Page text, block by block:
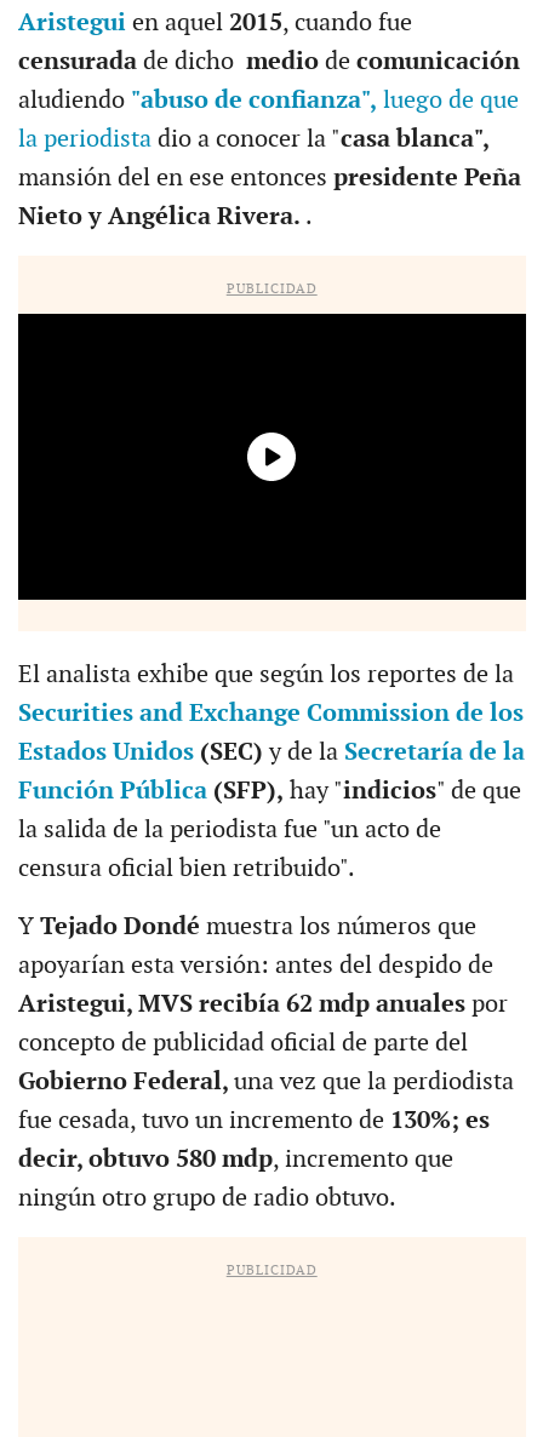
Aristegui en aquel 2015, cuando fue
censurada de dicho medio de comunicación
aludiendo "abuso de confianza", luego de que
la periodista dio a conocer la "casa blanca",
mansión del en ese entonces presidente Peña
Nieto y Angélica Rivera. .
PUBLICIDAD
El analista exhibe que según los reportes de la
Securities and Exchange Commission de los
Estados Unidos(SEC)y de la Secretaría de la
Función Pública(SFP), hay "indicios" de que
la salida de la periodista fue "un acto de
censura oficial bien retribuido".
Y Tejado Dondé muestra los números que
apoyarían esta versión: antes del despido de
Aristegui, MVS recibía 62 mdp anuales por
concepto de publicidad oficial de parte del
Gobierno Federal, una vez que la perdiodista
fue cesada, tuvo un incremento de130%; es
decir, obtuvo 580 mdp, incremento que
ningún otro grupo de radio obtuvo.
PUBLICIDAD